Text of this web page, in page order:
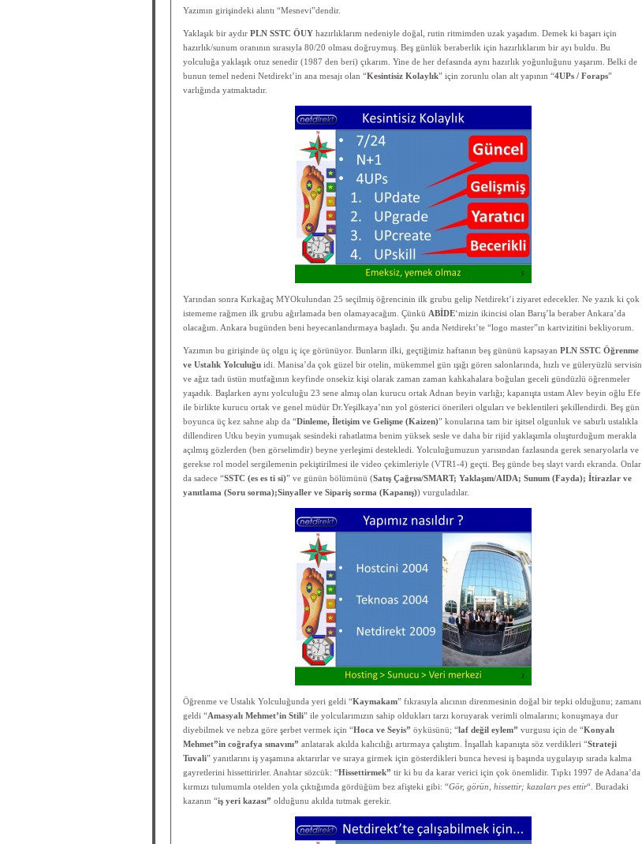
Yazımın girişindeki alıntı “Mesnevi”dendir.
Yaklaşık bir aydır PLN SSTC ÖUY hazırlıklarım nedeniyle doğal, rutin ritmimden uzak yaşadım. Demek ki başarı için
hazırlık/sunum oranının sırasıyla 80/20 olması doğruymuş. Beş günlük beraberlik için hazırlıklarım bir ayı buldu. Bu
yolculuğa yaklaşık otuz senedir (1987 den beri) çıkarım. Yine de her defasında aynı hazırlık yoğunluğunu yaşarım. Belki de
bunun temel nedeni Netdirekt’in ana mesajı olan “Kesintisiz Kolaylık” için zorunlu olan alt yapının “4UPs / Foraps”
varlığında yatmaktadır.
Yarından sonra Kırkağaç MYOkulundan 25 seçilmiş öğrencinin ilk grubu gelip Netdirekt’i ziyaret edecekler. Ne yazık ki çok
istememe rağmen ilk grubu ağırlamada ben olamayacağım. Çünkü ABİDE‘mizin ikincisi olan Barış’la beraber Ankara’da
olacağım. Ankara bugünden beni heyecanlandırmaya başladı. Şu anda Netdirekt’te “logo master”ın kartvizitini bekliyorum.
Yazımın bu girişinde üç olgu iç içe görünüyor. Bunların ilki, geçtiğimiz haftanın beş gününü kapsayan PLN SSTC Öğrenme
ve Ustalık Yolculuğu idi. Manisa’da çok güzel bir otelin, mükemmel gün ışığı gören salonlarında, hızlı ve güleryüzlü servisin
ve ağız tadı üstün mutfağının keyfinde onsekiz kişi olarak zaman zaman kahkahalara boğulan geceli gündüzlü öğrenmeler
yaşadık. Başlarken aynı yolculuğu 23 sene almış olan kurucu ortak Adnan beyin varlığı; kapanışta ustam Alev beyin oğlu Efe
ile birlikte kurucu ortak ve genel müdür Dr.Yeşilkaya’nın yol gösterici önerileri olguları ve beklentileri şekillendirdi. Beş gün
boyunca üç kez sahne alıp da “Dinleme, İletişim ve Gelişme (Kaizen)” konularına tam bir işitsel olgunluk ve sabırlı ustalıkla
dillendiren Utku beyin yumuşak sesindeki rahatlatma benim yüksek sesle ve daha bir rijid yaklaşımla oluşturduğum merakla
açılmış gözlerden (ben görselimdir) beyne yerleşimi destekledi. Yolculuğumuzun yarısından fazlasında gerek senaryolarla ve
gerekse rol model sergilemenin pekiştirilmesi ile video çekimleriyle (VTR1-4) geçti. Beş günde beş slayt vardı ekranda. Onlar
da sadece “SSTC (es es ti si)” ve günün bölümünü (Satış Çağrısı/SMART; Yaklaşım/AIDA; Sunum (Fayda); İtirazlar ve
yanıtlama (Soru sorma);Sinyaller ve Sipariş sorma (Kapanış)) vurguladılar.
Öğrenme ve Ustalık Yolculuğunda yeri geldi “Kaymakam” fıkrasıyla alıcının direnmesinin doğal bir tepki olduğunu; zamanı
geldi “Amasyalı Mehmet’in Stili” ile yolcularımızın sahip oldukları tarzı koruyarak verimli olmalarını; konuşmaya dur
diyebilmek ve nebza göre şerbet vermek için “Hoca ve Seyis” öyküsünü; “laf değil eylem” vurgusu için de “Konyalı
Mehmet”in coğrafya sınavını” anlatarak akılda kalıcılığı artırmaya çalıştım. İnşallah kapanışta söz verdikleri “Strateji
Tuvali” yanıtlarını iş yaşamına aktarırlar ve sıraya girmek için gösterdikleri bunca hevesi iş başında uygulayıp sırada kalma
gayretlerini hissettirirler. Anahtar sözcük: “Hissettirmek” tir ki bu da karar verici için çok önemlidir. Tıpkı 1997 de Adana’da
kırmızı tulumumla otelden yola çıktığımda gördüğüm bez afişteki gibi: “Gör, görün, hissettir; kazaları pes ettir“. Buradaki
kazanın “iş yeri kazası” olduğunu akılda tutmak gerekir.